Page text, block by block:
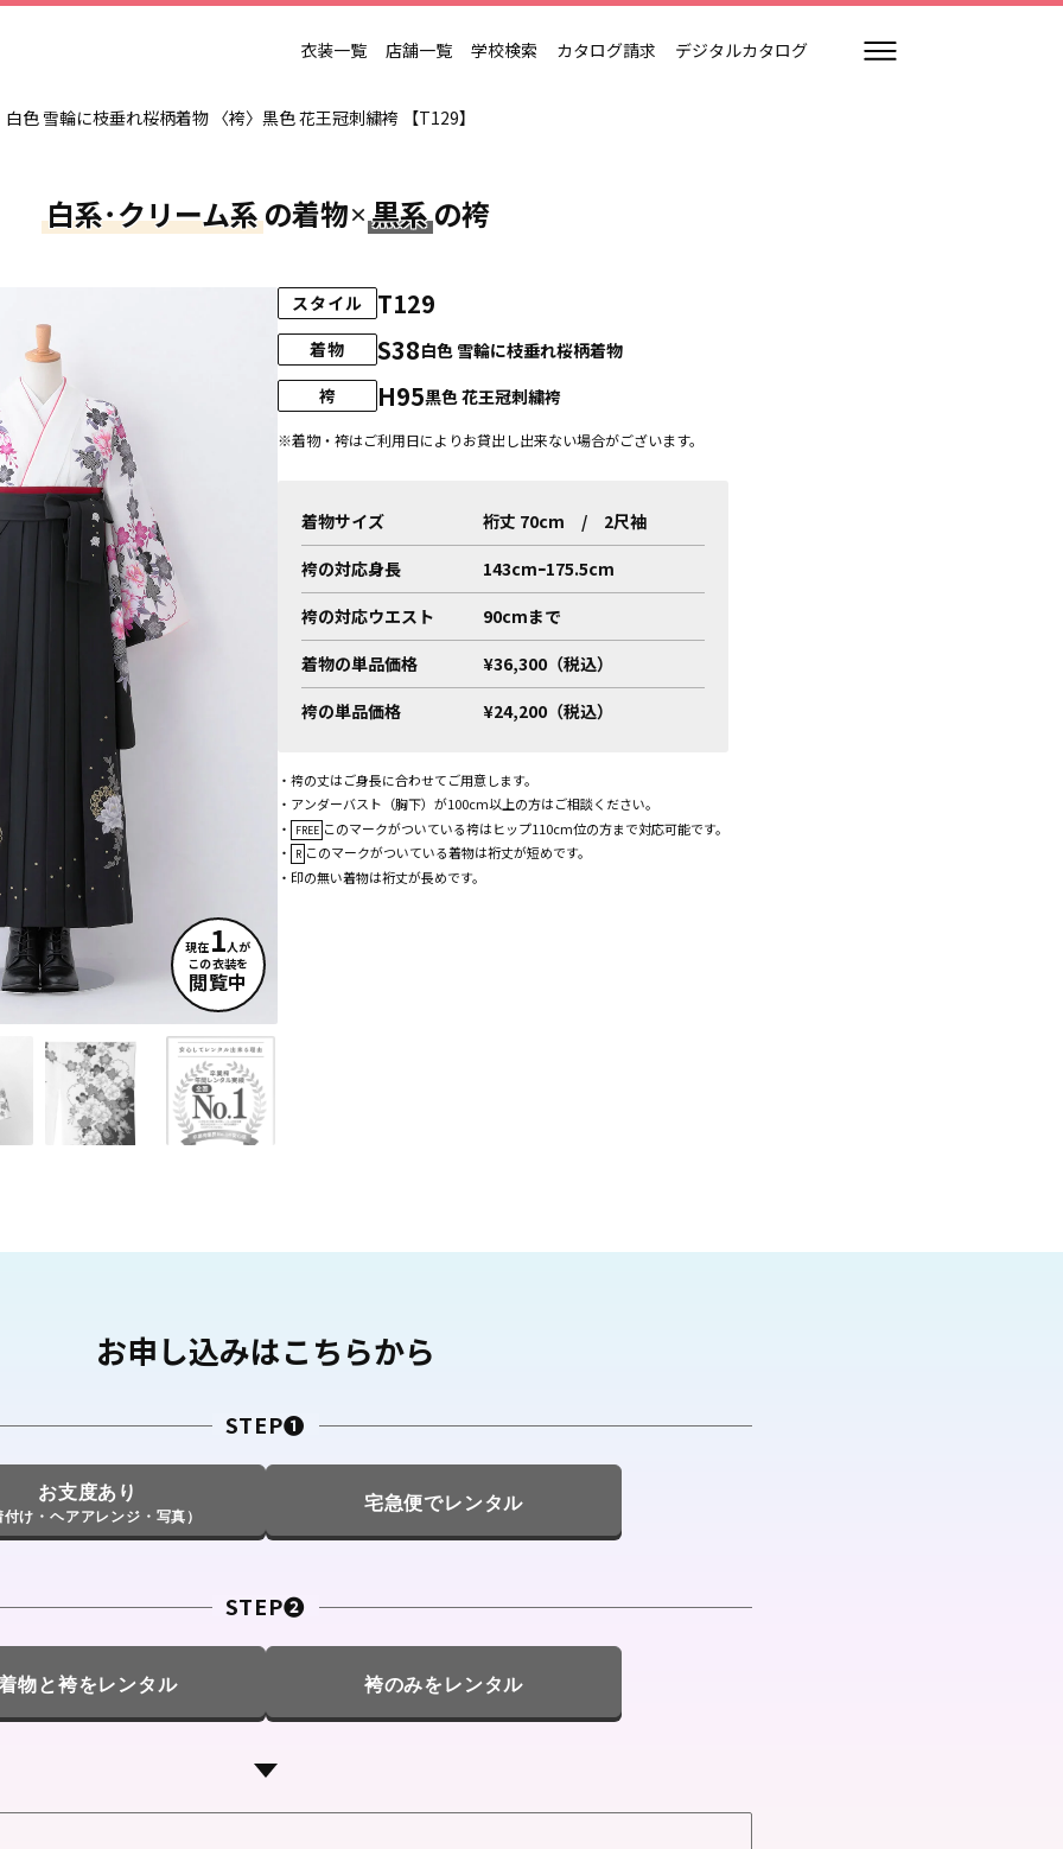
衣装一覧 店舗一覧 学校検索 カタログ請求 デジタルカタログ
色 雪輪に枝垂れ桜柄着物 〈袴〉黒色 花王冠刺繍袴 【T129】
白系･クリーム系の着物× 黒系の袴
現在 1人が
この衣装を
閲覧中
スタイル T129
着物 S38白色 雪輪に枝垂れ桜柄着物
袴
H95黒色 花王冠刺繍袴
※着物・袴はご利用日によりお貸出し出来ない場合がございます。
着物サイズ
裄丈 70cm / 2尺袖
袴の対応身長
143cmｰ175.5cm
袴の対応ウエスト
90cmまで
着物の単品価格
¥36,300（税込）
袴の単品価格
¥24,200（税込）
・袴の丈はご身長に合わせてご用意します。
・アンダーバスト（胸下）が100cm以上の方はご相談ください。
・
FREE このマークがついている袴はヒップ110cm位の方まで対応可能です。
・
R このマークがついている着物は裄丈が短めです。
・印の無い着物は裄丈が長めです。
お申し込みはこちらから
STEP❶
お支度あり
付け・ヘアアレンジ・写真）
宅急便でレンタル
STEP❷
物と袴をレンタル 袴のみをレンタル